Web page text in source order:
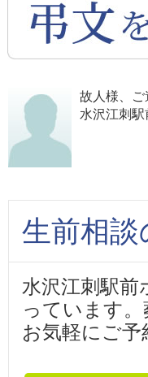
故人様、
水沢江刺
生前相談
水沢江刺駅前
っています
お気軽にご予